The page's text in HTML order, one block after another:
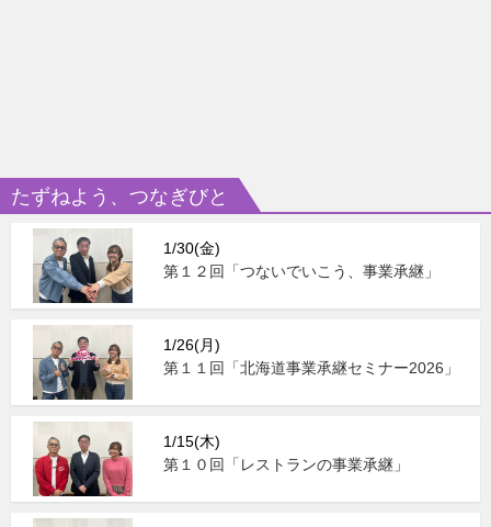
たずねよう、つなぎびと
1/30(金)
第１２回「つないでいこう、事業承継」
1/26(月)
第１１回「北海道事業承継セミナー2026」
1/15(木)
第１０回「レストランの事業承継」